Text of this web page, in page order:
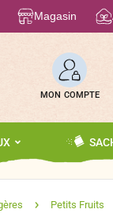
Magasin
Button
MON COMPTE